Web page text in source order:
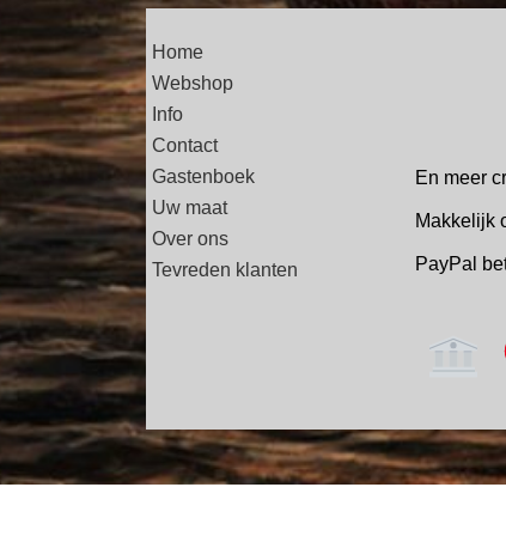
Home
Webshop
Info
Contact
Gastenboek
Uw maat
Over ons
Tevreden klanten
En meer
Makkelijk
PayPal